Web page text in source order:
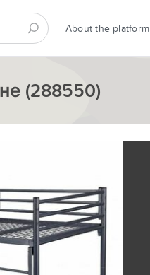
About the platform
(288550)